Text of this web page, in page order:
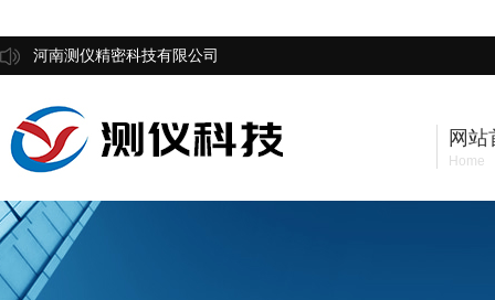
河南测仪精密科技有限公司
网站
Home